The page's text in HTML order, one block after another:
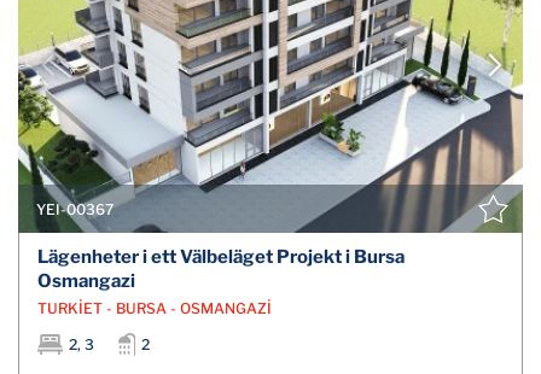
YEI-00367
Lägenheter i ett Välbeläget Projekt i Bursa
Osmangazi
TURKİET - BURSA - OSMANGAZİ
2, 3
2